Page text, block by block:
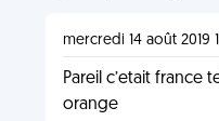
mercredi 14 août 2019
Pareil c’etait france
orange